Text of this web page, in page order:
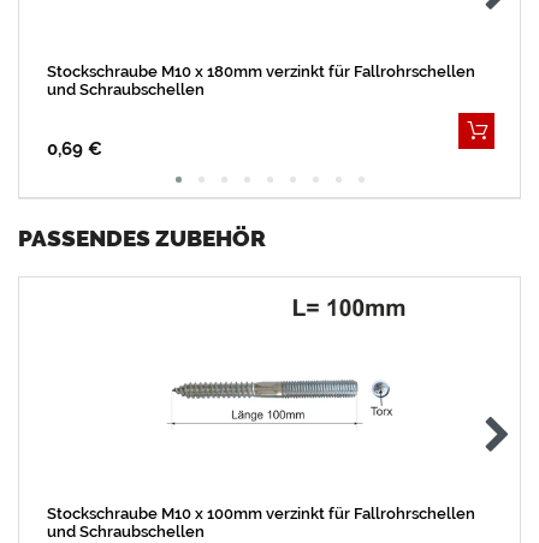
Stockschraube M10 x 180mm verzinkt für Fallrohrschellen
und Schraubschellen
0,69 €
PASSENDES ZUBEHÖR
Stockschraube M10 x 100mm verzinkt für Fallrohrschellen
und Schraubschellen